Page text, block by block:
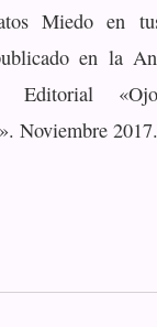
Miedo en
en la
Editorial
Noviembre 2017.